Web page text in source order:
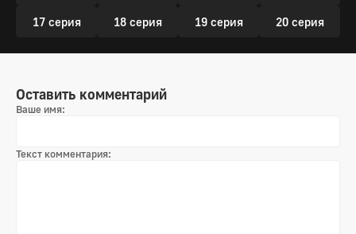
17 серия 18 серия 19 серия 20 серия
Оставить комментарий
Ваше имя:
Текст комментария: